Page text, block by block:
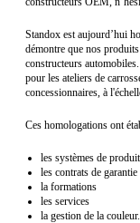
Standox est aujourd’hui
démontre que nos
constructeurs
pour les ateliers de
concessionnaires, à
Ces homologations ont
les systèmes de produit
les contrats de garantie
la formations
les services
la gestion de la couleur.